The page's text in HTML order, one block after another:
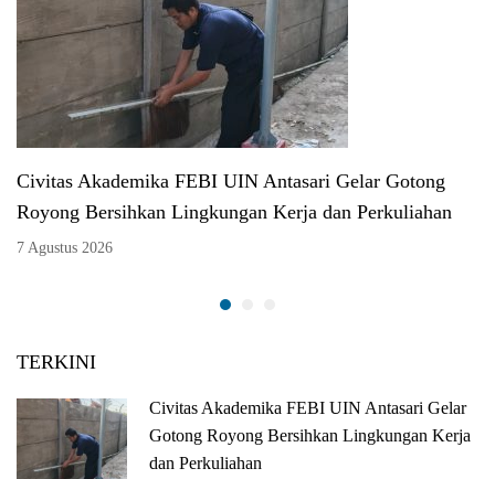
Civitas Akademika FEBI UIN Antasari Gelar Gotong
Royong Bersihkan Lingkungan Kerja dan Perkuliahan
7 Agustus 2026
TERKINI
Civitas Akademika FEBI UIN Antasari Gelar
Gotong Royong Bersihkan Lingkungan Kerja
dan Perkuliahan